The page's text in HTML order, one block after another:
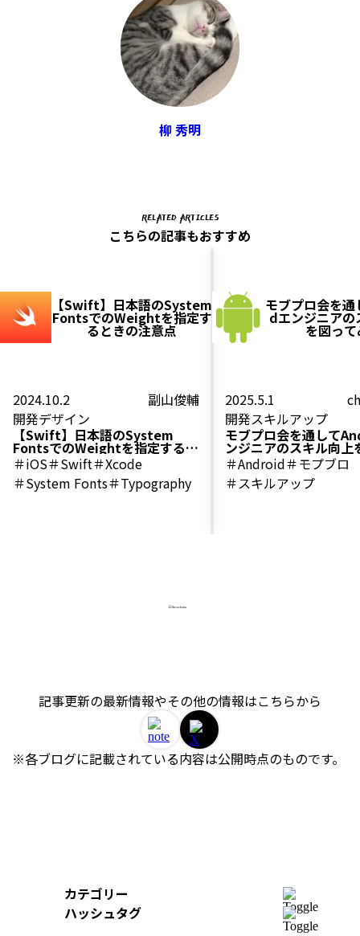
柳 秀明
RELATED ARTICLES
こちらの記事もおすすめ
【Swift】日本語のSystem
FontsでのWeightを指定す
るときの注意点
2024.10.2
副山俊輔
開発デザイン
【Swift】日本語のSystem
FontsでのWeightを指定すると
きの注意点
＃iOS＃Swift＃Xcode
＃System Fonts＃Typography
モブプロ会を
dエンジニアの
を図っ
2025.5.1
開発スキルアップ
モブプロ会を通して
ンジニアのスキル向上
みた
＃Android＃モプブロ
＃スキルアップ
記事更新の最新情報やその他の情報はこちらから
※各ブログに記載されている内容は公開時点のものです。
カテゴリー
開発
ハッシュタグ